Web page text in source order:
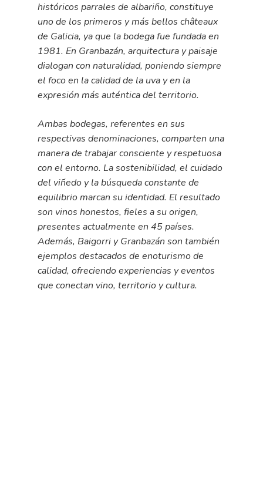
históricos parrales de albariño, constituye
uno de los primeros y más bellos châteaux
de Galicia, ya que la bodega fue fundada en
1981. En Granbazán, arquitectura y paisaje
dialogan con naturalidad, poniendo siempre
el foco en la calidad de la uva y en la
expresión más auténtica del territorio.
Ambas bodegas, referentes en sus
respectivas denominaciones, comparten una
manera de trabajar consciente y respetuosa
con el entorno. La sostenibilidad, el cuidado
del viñedo y la búsqueda constante de
equilibrio marcan su identidad. El resultado
son vinos honestos, fieles a su origen,
presentes actualmente en 45 países.
Además, Baigorri y Granbazán son también
ejemplos destacados de enoturismo de
calidad, ofreciendo experiencias y eventos
que conectan vino, territorio y cultura.